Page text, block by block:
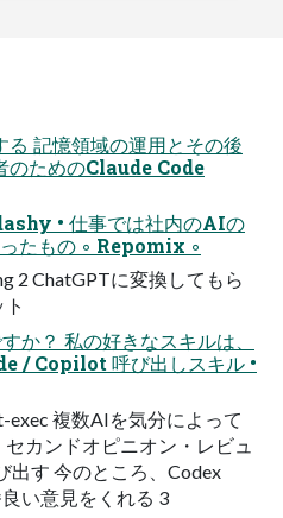
記憶領域の運用とその後
ためのClaude Code
• 仕事では社内のAIの
たもの ◦ Repomix ◦
2 ChatGPTに変換してもら
か？ 私の好きなスキルは、
/ Copilot 呼び出しスキル •
exec 複数AIを気分によって
カンドオピニオン・レビュ
出す 今のところ、Codex
い意見をくれる 3